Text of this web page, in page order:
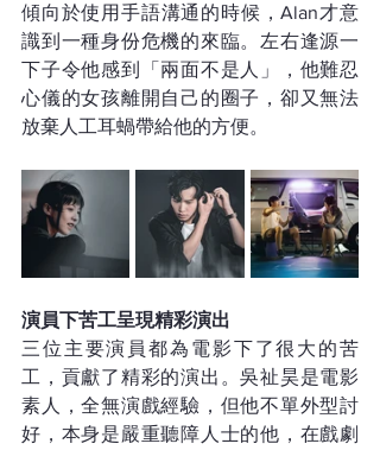
傾向於使用手語溝通的時候，Alan才意
識到一種身份危機的來臨。左右逢源一
下子令他感到「兩面不是人」，他難忍
心儀的女孩離開自己的圈子，卻又無法
放棄人工耳蝸帶給他的方便。
演員下苦工呈現精彩演出
三位主要演員都為電影下了很大的苦
工，貢獻了精彩的演出。吳祉昊是電影
素人，全無演戲經驗，但他不單外型討
好，本身是嚴重聽障人士的他，在戲劇